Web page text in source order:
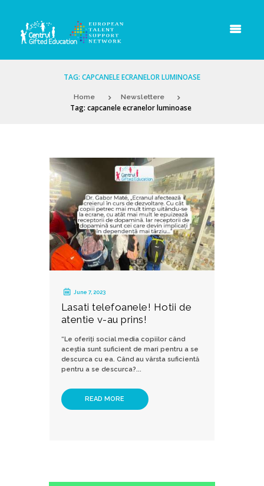
TAG: CAPCANELE ECRANELOR LUMINOASE
Home Newslettere
Tag: capcanele ecranelor luminoase
June 7, 2023
Lasati telefoanele! Hotii de
atentie v-au prins!
“Le oferiți social media copiilor când
aceștia sunt suficient de mari pentru a se
descurca cu ea. Când au vârsta suficientă
pentru a se descurca?...
READ MORE